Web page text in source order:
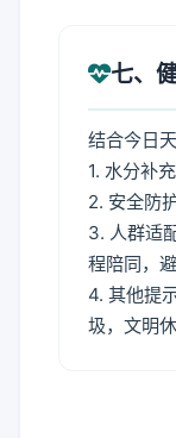
七、
结合今日
1. 水分补
2. 安全防护
3. 人群适
程陪同，
4. 其他提
圾，文明休